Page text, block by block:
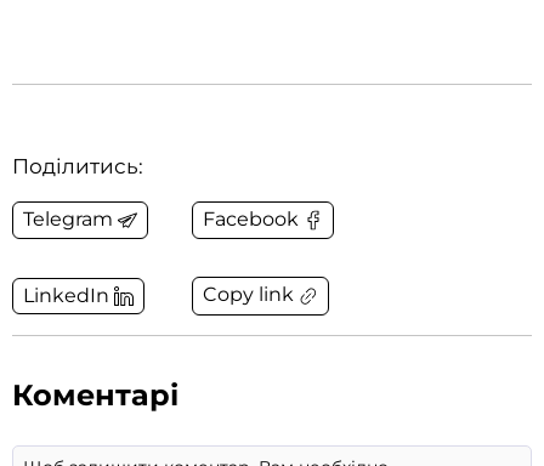
Поділитись:
Telegram Facebook
LinkedIn Copy link
Коментарі